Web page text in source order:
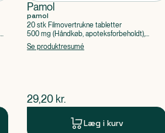
Pamol
pamol
20 stk Filmovertrukne tabletter
500 mg (Håndkøb, apoteksforbeholdt),
Paracetamol
Se produktresumé
$nuværende pris
29,20 kr.
Læg i kurv